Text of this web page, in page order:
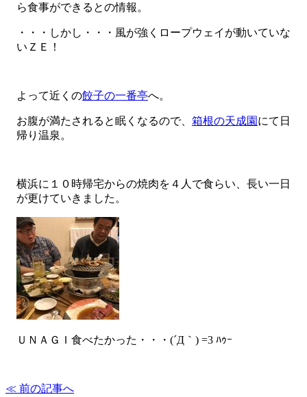
ら食事ができるとの情報。
・・・しかし・・・風が強くロープウェイが動いていな
いＺＥ！
よって近くの餃子の一番亭へ。
お腹が満たされると眠くなるので、 箱根の天成園 にて日
帰り温泉。
横浜に１０時帰宅からの焼肉を４人で食らい、長い一日
が更けていきました。
ＵＮＡＧＩ食べたかった・・・(´Д｀) =3 ﾊｩｰ
≪ 前の記事へ